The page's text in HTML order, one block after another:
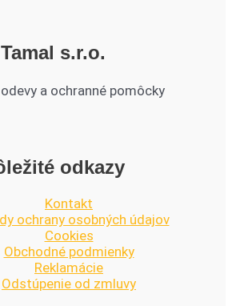
Tamal s.r.o.
a ochranné pomôcky
odkazy
Kontakt
ochrany osobných údajov
Cookies
Obchodné podmienky
Reklamácie
Odstúpenie od zmluvy